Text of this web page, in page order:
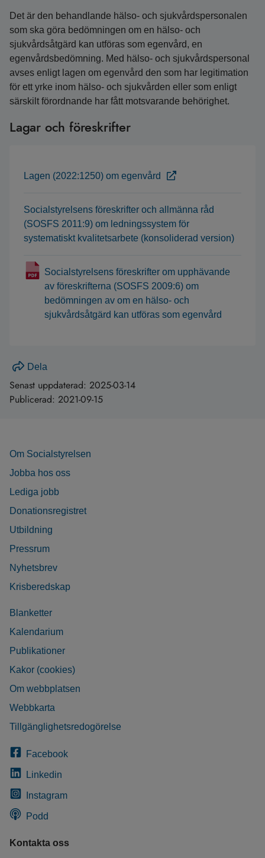
Det är den behandlande hälso- och sjukvårdspersonalen
som ska göra bedömningen om en hälso- och
sjukvårdsåtgärd kan utföras som egenvård, en
egenvårdsbedömning. Med hälso- och sjukvårdspersonal
avses enligt lagen om egenvård den som har legitimation
för ett yrke inom hälso- och sjukvården eller som enligt
särskilt förordnande har fått motsvarande behörighet.
Lagar och föreskrifter
Lagen (2022:1250) om egenvård
Socialstyrelsens föreskrifter och allmänna råd
(SOSFS 2011:9) om ledningssystem för
systematiskt kvalitetsarbete (konsoliderad version)
Socialstyrelsens föreskrifter om upphävande
av föreskrifterna (SOSFS 2009:6) om
bedömningen av om en hälso- och
sjukvårdsåtgärd kan utföras som egenvård
Dela
Senast uppdaterad: 2025-03-14
Publicerad: 2021-09-15
Om Socialstyrelsen
Jobba hos oss
Lediga jobb
Donationsregistret
Utbildning
Pressrum
Nyhetsbrev
Krisberedskap
Blanketter
Kalendarium
Publikationer
Kakor (cookies)
Om webbplatsen
Webbkarta
Tillgänglighetsredogörelse
Facebook
Linkedin
Instagram
Podd
Kontakta oss